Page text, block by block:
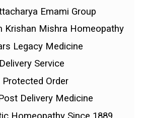
Emami Group
Krishan Mishra Homeopathy
Legacy Medicine
Service
Protected Order
Delivery Medicine
Homeopathy Since 1889